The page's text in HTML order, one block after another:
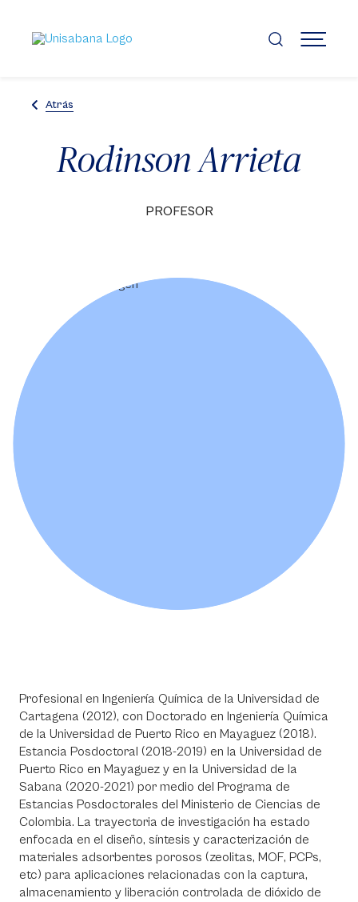
contenido
principal
MENÚ
Atrás
Rodinson Arrieta
PROFESOR
Profesional en Ingeniería Química de la Universidad de
Cartagena (2012), con Doctorado en Ingeniería Química
de la Universidad de Puerto Rico en Mayaguez (2018).
Estancia Posdoctoral (2018-2019) en la Universidad de
Puerto Rico en Mayaguez y en la Universidad de la
Sabana (2020-2021) por medio del Programa de
Estancias Posdoctorales del Ministerio de Ciencias de
Colombia. La trayectoria de investigación ha estado
enfocada en el diseño, síntesis y caracterización de
materiales adsorbentes porosos (zeolitas, MOF, PCPs,
etc) para aplicaciones relacionadas con la captura,
almacenamiento y liberación controlada de dióxido de